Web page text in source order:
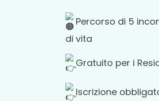
Percorso di 5
di vita
Gratuito per i
Iscrizione